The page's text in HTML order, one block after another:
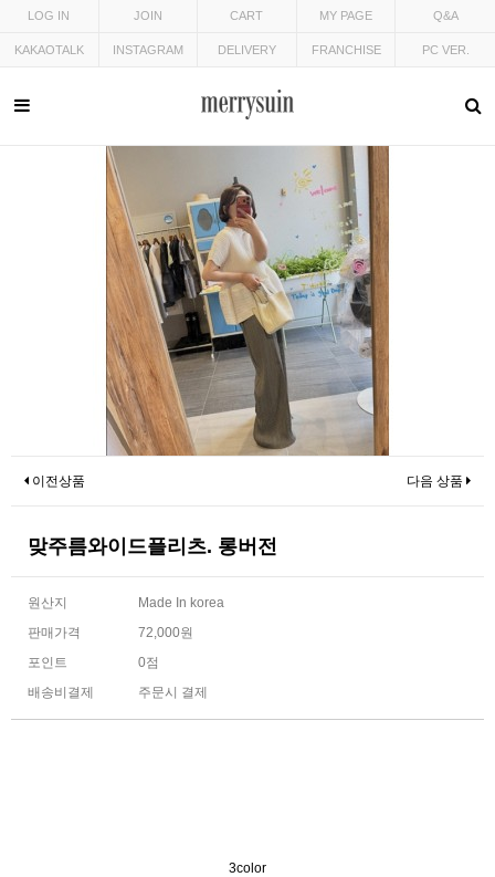
LOG IN JOIN CART MY PAGE Q&A
KAKAOTALK INSTAGRAM DELIVERY FRANCHISE PC VER.
이전상품 다음 상품
맞주름와이드플리츠. 롱버전
원산지
Made In korea
판매가격
72,000원
포인트
0점
배송비결제
주문시 결제
3color